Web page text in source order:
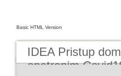
Basic HTML Version
IDEA Pristup
opatrenim